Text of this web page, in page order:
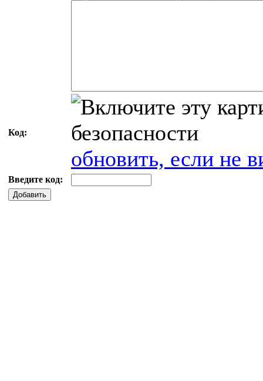
Код:
обновить, если не
Введите код:
Добавить